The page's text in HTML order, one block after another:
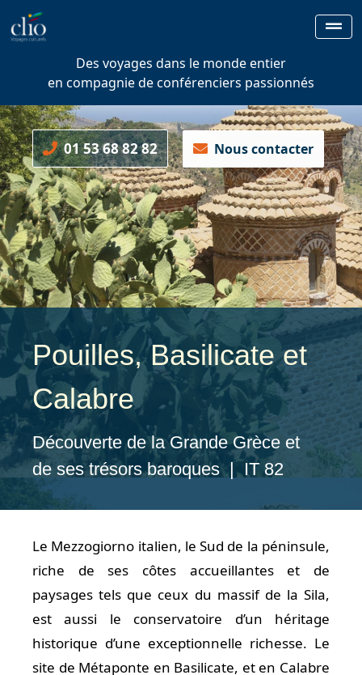
Des voyages dans le monde entier
en compagnie de conférenciers passionnés
01 53 68 82 82 Nous contacter
Pouilles, Basilicate et
Calabre
Découverte de la Grande Grèce et
de ses trésors baroques | IT 82
Le Mezzogiorno italien, le Sud de la péninsule,
riche de ses côtes accueillantes et de
paysages tels que ceux du massif de la Sila,
est aussi le conservatoire d’un héritage
historique d’une exceptionnelle richesse. Le
site de Métaponte en Basilicate, et en Calabre